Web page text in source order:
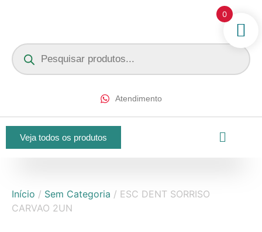
Atendimento
Veja todos os produtos
Início / Sem Categoria / ESC DENT SORRISO
CARVAO 2UN
0